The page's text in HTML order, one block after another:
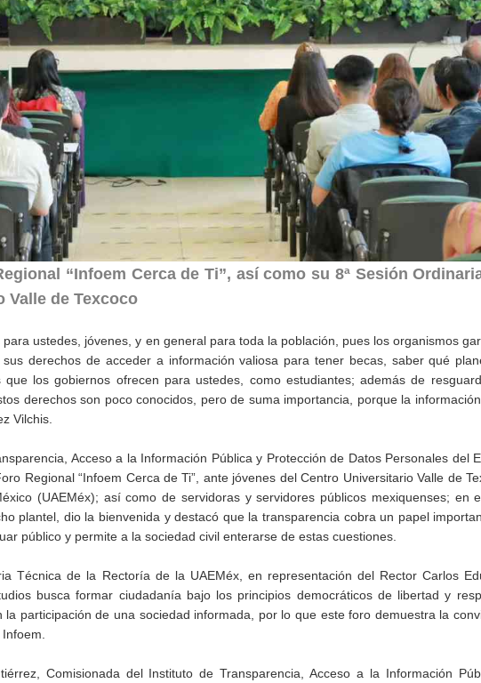
“Infoem Cerca de Ti”, así como su 8ª Sesión
Valle de Texcoco
ustedes, jóvenes, y en general para toda la población, pues los organismos
derechos de acceder a información valiosa para tener becas, saber qué
los gobiernos ofrecen para ustedes, como estudiantes; además de
derechos son poco conocidos, pero de suma importancia, porque la
Vilchis.
Acceso a la Información Pública y Protección de Datos Personales del
Regional “Infoem Cerca de Ti”, ante jóvenes del Centro Universitario Valle de
(UAEMéx); así como de servidoras y servidores públicos mexiquenses; en
plantel, dio la bienvenida y destacó que la transparencia cobra un papel
público y permite a la sociedad civil enterarse de estas cuestiones.
Técnica de la Rectoría de la UAEMéx, en representación del Rector Carlos
busca formar ciudadanía bajo los principios democráticos de libertad y
participación de una sociedad informada, por lo que este foro demuestra la
Comisionada del Instituto de Transparencia, Acceso a la Información